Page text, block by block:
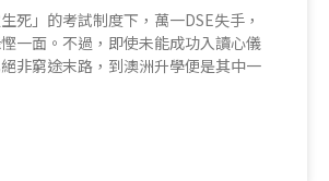
死」的考試制度下，萬一DSE失手，
一面。不過，即使未能成功入讀心儀
非窮途末路，到澳洲升學便是其中一